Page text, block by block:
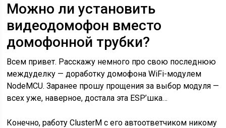
Можно ли установить
видеодомофон вместо
домофонной трубки?
Всем привет. Расскажу немного про свою последнюю
междуделку — доработку домофона WiFi-модулем
NodeMCU. Заранее прошу прощения за выбор модуля —
всех уже, наверное, достала эта ESP’шка…
Конечно, работу ClusterM с его автоответчиком никому